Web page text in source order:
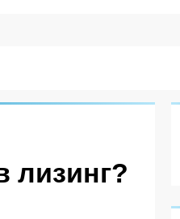
лизинг?